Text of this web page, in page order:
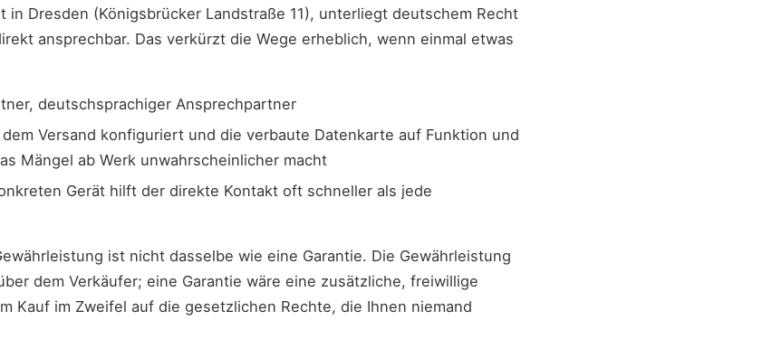
in Dresden (Königsbrücker Landstraße 11), unterliegt deutschem Recht
ansprechbar. Das verkürzt die Wege erheblich, wenn einmal etwas
deutschsprachiger Ansprechpartner
Versand konfiguriert und die verbaute Datenkarte auf Funktion und
Mängel ab Werk unwahrscheinlicher macht
Gerät hilft der direkte Kontakt oft schneller als jede
ist nicht dasselbe wie eine Garantie. Die Gewährleistung
dem Verkäufer; eine Garantie wäre eine zusätzliche, freiwillige
Kauf im Zweifel auf die gesetzlichen Rechte, die Ihnen niemand